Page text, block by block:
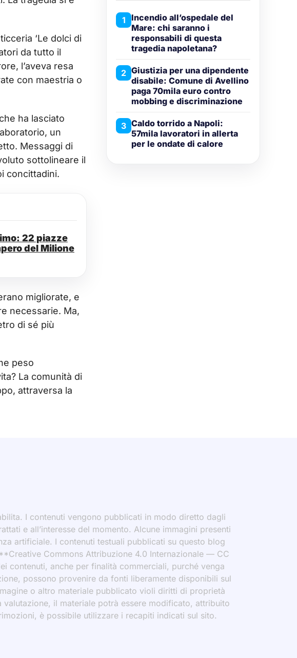
‘Le dolci di
da tutto il
l’aveva resa
con maestria o
ha lasciato
un
Messaggi di
sottolineare il
concittadini.
22 piazze
del Milione
migliorate, e
necessarie. Ma,
di sé più
peso
La comunità di
attraversa la
1
Incendio all’ospedale del
Mare: chi saranno i
responsabili di questa
tragedia napoletana?
2 Giustizia per una dipendente
disabile: Comune di Avellino
paga 70mila euro contro
mobbing e discriminazione
3 Caldo torrido a Napoli:
57mila lavoratori in allerta
per le ondate di calore
I contenuti vengono pubblicati in modo diretto dagli
e all’interesse del momento. Alcune immagini presenti
artificiale. I contenuti testuali pubblicati su questo blog
Commons Attribuzione 4.0 Internazionale — CC
contenuti, anche per finalità commerciali, purché venga
possono provenire da fonti liberamente disponibili sul
o altro materiale pubblicato violi diritti di proprietà
il materiale potrà essere modificato, attribuito
è possibile utilizzare i recapiti indicati sul sito.